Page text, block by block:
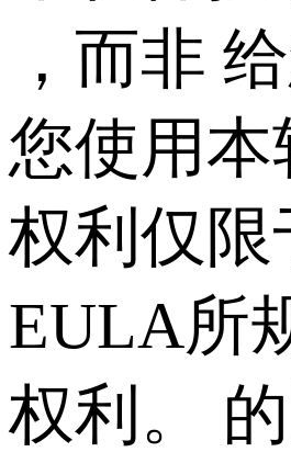
，而非 给
您使用本
权利仅限
EULA所
权利。